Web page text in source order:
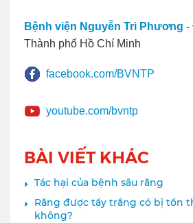
Bệnh viện Nguyễn Tri Phương -
Thành phố Hồ Chí Minh
facebook.com/BVNTP
youtube.com/bvntp
BÀI VIẾT KHÁC
Tác hại của bệnh sâu răng
Răng được tẩy trắng có bị tổn
không?